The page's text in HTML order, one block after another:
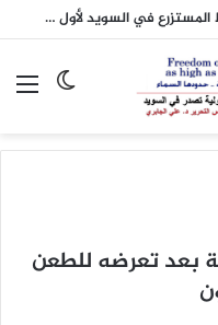
الأرصاد الفرنسية: الأشهر الثلاثة المقبلة ستكون أدفأ من المعدلات الطبيعية
الوضع
بعد تعرضه للطعن